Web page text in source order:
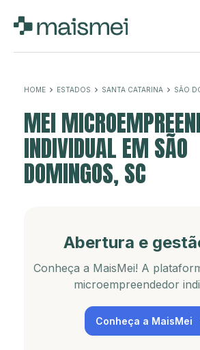
HOME ESTADOS SANTA CATARINA SÃO
MEI
INDIVIDUAL EM SÃO
DOMINGOS, SC
Abertura e
Conheça a MaisMei! A
microempreendedor
Conheça a MaisMei